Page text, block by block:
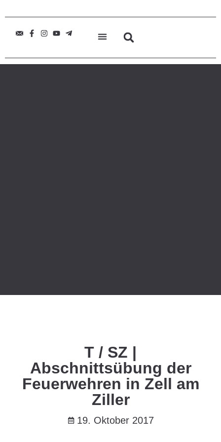
T / SZ |
Abschnittsübung der
Feuerwehren in Zell am
Ziller
19. Oktober 2017